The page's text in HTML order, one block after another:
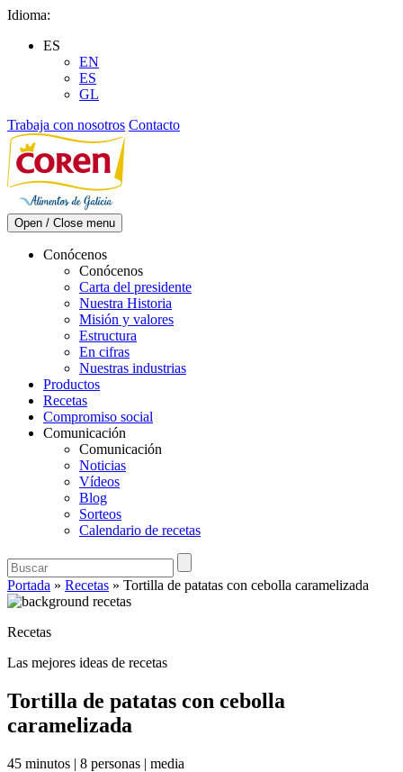
Skip
content
Idioma:
ES
EN
ES
GL
Trabaja con nosotros Contacto
Open / Close menu
Conócenos
Conócenos
Carta del presidente
Nuestra Historia
Misión y valores
Estructura
En cifras
Nuestras industrias
Productos
Recetas
Compromiso social
Comunicación
Comunicación
Noticias
Vídeos
Blog
Sorteos
Calendario de recetas
Portada » Recetas » Tortilla de patatas con cebolla caramelizada
Recetas
Las mejores ideas de recetas
Tortilla de patatas con cebolla
caramelizada
45 minutos | 8 personas | media